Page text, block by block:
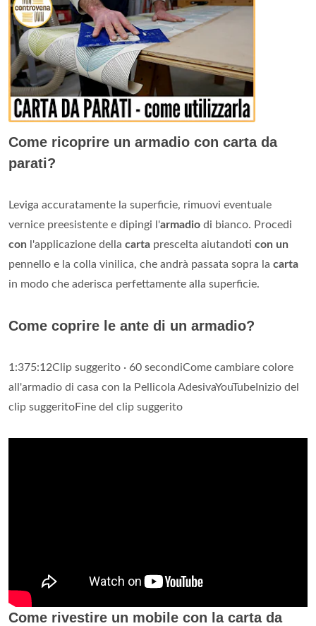
Come ricoprire un armadio con carta da
parati?
Leviga accuratamente la superficie, rimuovi eventuale
vernice preesistente e dipingi l'armadio di bianco. Procedi
con l'applicazione della carta prescelta aiutandoti con un
pennello e la colla vinilica, che andrà passata sopra la carta
in modo che aderisca perfettamente alla superficie.
Come coprire le ante di un armadio?
1:375:12Clip suggerito · 60 secondiCome cambiare colore
all'armadio di casa con la Pellicola AdesivaYouTubeInizio del
clip suggeritoFine del clip suggerito
Come rivestire un mobile con la carta da